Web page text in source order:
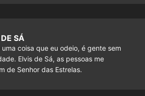
SÁ
uma coisa que eu odeio, é gente sem
Elvis de Sá, as pessoas me
de Senhor das Estrelas.